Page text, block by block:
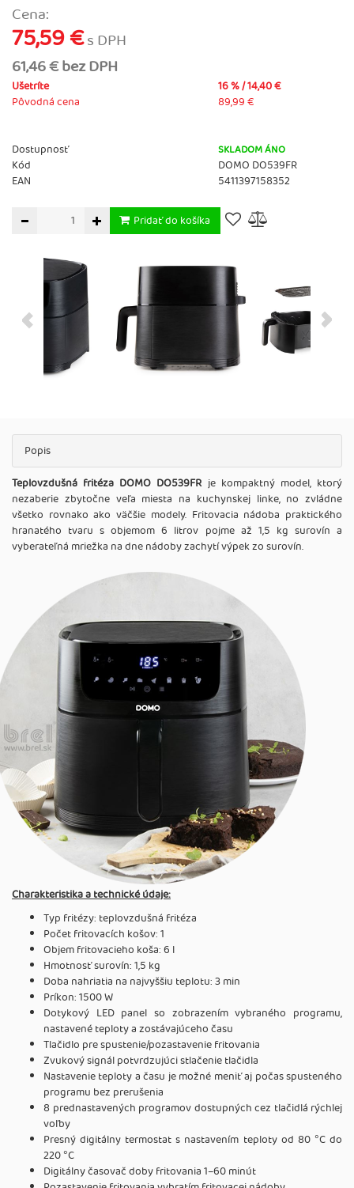
Cena:
75,59 €s DPH
61,46 € bez DPH
Ušetríte
16 % / 14,40 €
Pôvodná cena
89,99 €
Dostupnosť SKLADOM ÁNO
Kód
DOMO DO539FR
EAN
5411397158352
Pridať do košíka
Popis
Teplovzdušná fritéza DOMO DO539FR je kompaktný model, ktorý
nezaberie zbytočne veľa miesta na kuchynskej linke, no zvládne
všetko rovnako ako väčšie modely. Fritovacia nádoba praktického
hranatého tvaru s objemom 6 litrov pojme až 1,5 kg surovín a
vyberateľná mriežka na dne nádoby zachytí výpek zo surovín.
Charakteristika a technické údaje:
Typ fritézy: teplovzdušná fritéza
Počet fritovacích košov: 1
Objem fritovacieho koša: 6 l
Hmotnosť surovín: 1,5 kg
Doba nahriatia na najvyššiu teplotu: 3 min
Príkon: 1500 W
Dotykový LED panel so zobrazením vybraného programu,
nastavené teploty a zostávajúceho času
Tlačidlo pre spustenie/pozastavenie fritovania
Zvukový signál potvrdzujúci stlačenie tlačidla
Nastavenie teploty a času je možné meniť aj počas spusteného
programu bez prerušenia
8 prednastavených programov dostupných cez tlačidlá rýchlej
voľby
Presný digitálny termostat s nastavením teploty od 80 °C do
220 °C
Digitálny časovač doby fritovania 1–60 minút